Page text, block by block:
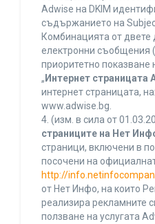
Adwise на DKIM
съдържанието на
Комбинацията от двете
електронни съобщения
приоритетно показване
„ Интернет страницата
интернет страницата,
www.adwise.bg.
4. (изм. в сила от
страниците на Нет
страници, включени в
посочени на
http://
от Нет Инфо, на които
реализира рекламните
ползване на услугата